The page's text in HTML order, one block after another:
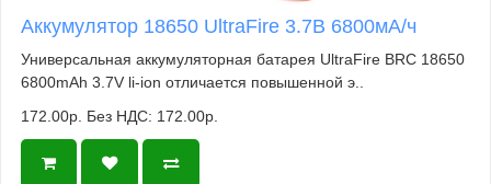
Аккумулятор 18650 UltraFire 3.7В 6800мА/ч
Универсальная аккумуляторная батарея UltraFire BRC 18650
6800mAh 3.7V li-ion отличается повышенной э..
172.00р. Без НДС: 172.00р.